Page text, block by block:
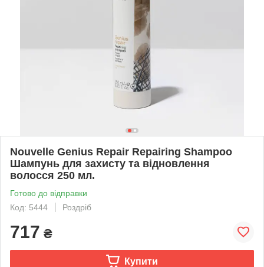
Nouvelle Genius Repair Repairing Shampoo
Шампунь для захисту та відновлення
волосся 250 мл.
Готово до відправки
Код: 5444
Роздріб
717 ₴
Купити